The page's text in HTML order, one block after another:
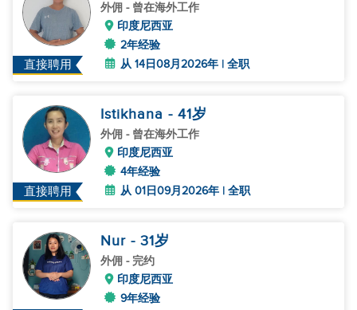
直接聘用
外佣 - 曾在海外工作
印度尼西亚
2年经验
从 14日08月2026年 | 全职
直接聘用
Istikhana - 41岁
外佣 - 曾在海外工作
印度尼西亚
4年经验
从 01日09月2026年 | 全职
Nur - 31岁
外佣 - 完约
印度尼西亚
9年经验